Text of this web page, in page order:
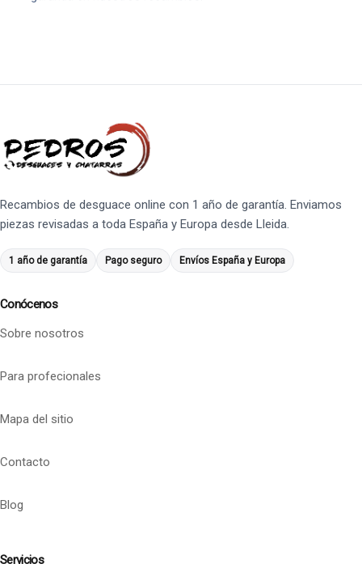
Recambios de desguace online con 1 año de garantía. Enviamos
piezas revisadas a toda España y Europa desde Lleida.
1 año de garantía Pago seguro Envíos España y Europa
Conócenos
Sobre nosotros
Para profecionales
Mapa del sitio
Contacto
Blog
Servicios